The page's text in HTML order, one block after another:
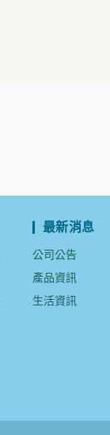
最新消息
公司公告
產品資訊
生活資訊